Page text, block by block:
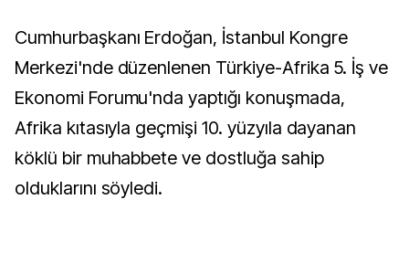
Cumhurbaşkanı Erdoğan, İstanbul Kongre
Merkezi'nde düzenlenen Türkiye-Afrika 5. İş ve
Ekonomi Forumu'nda yaptığı konuşmada,
Afrika kıtasıyla geçmişi 10. yüzyıla dayanan
köklü bir muhabbete ve dostluğa sahip
olduklarını söyledi.